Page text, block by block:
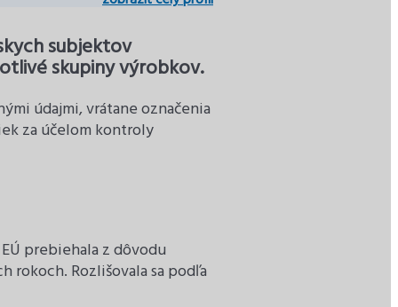
subjektov
skupiny výrobkov.
údajmi, vrátane označenia
za účelom kontroly
prebiehala z dôvodu
rokoch. Rozlišovala sa podľa